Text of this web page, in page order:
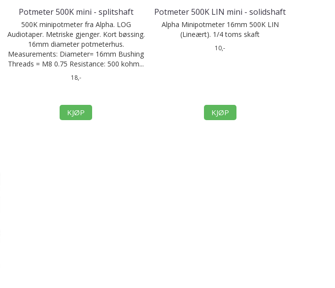
Potmeter 500K mini - splitshaft
500K minipotmeter fra Alpha. LOG
Audiotaper. Metriske gjenger. Kort bøssing.
16mm diameter potmeterhus.
Measurements: Diameter= 16mm Bushing
Threads = M8 0.75 Resistance: 500 kohm...
18,-
KJØP
Potmeter 500K LIN mini - solidshaft
Alpha Minipotmeter 16mm 500K LIN
(Lineært). 1/4 toms skaft
10,-
KJØP